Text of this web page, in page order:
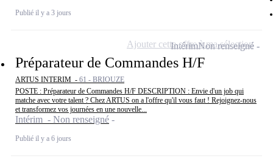
Publié il y a 3 jours
Préparateur de Commandes H/F
ARTUS INTERIM - 61 - BRIOUZE
POSTE : Préparateur de Commandes H/F DESCRIPTION : Envie d'un job qui
matche avec votre talent ? Chez ARTUS on a l'offre qu'il vous faut ! Rejoignez-nous
et transformez vos journées en une nouvelle...
Intérim - Non renseigné
Publié il y a 6 jours
IntérimNon renseigné
Ajouter cette offre à ma sélection